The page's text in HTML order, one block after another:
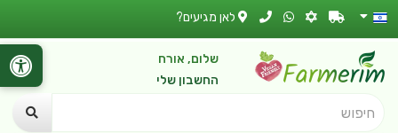
לאן מגיעים?
שלום, אורח
החשבון שלי